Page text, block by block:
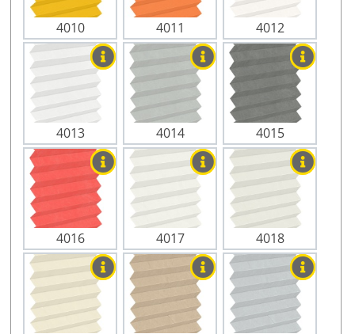
4010 4011 4012
4013 4014 4015
4016 4017 4018